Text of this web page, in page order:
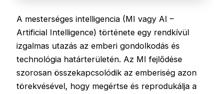
A mesterséges intelligencia (MI vagy AI –
Artificial Intelligence) története egy rendkívül
izgalmas utazás az emberi gondolkodás és
technológia határterületén. Az MI fejlődése
szorosan összekapcsolódik az emberiség azon
törekvésével, hogy megértse és reprodukálja a